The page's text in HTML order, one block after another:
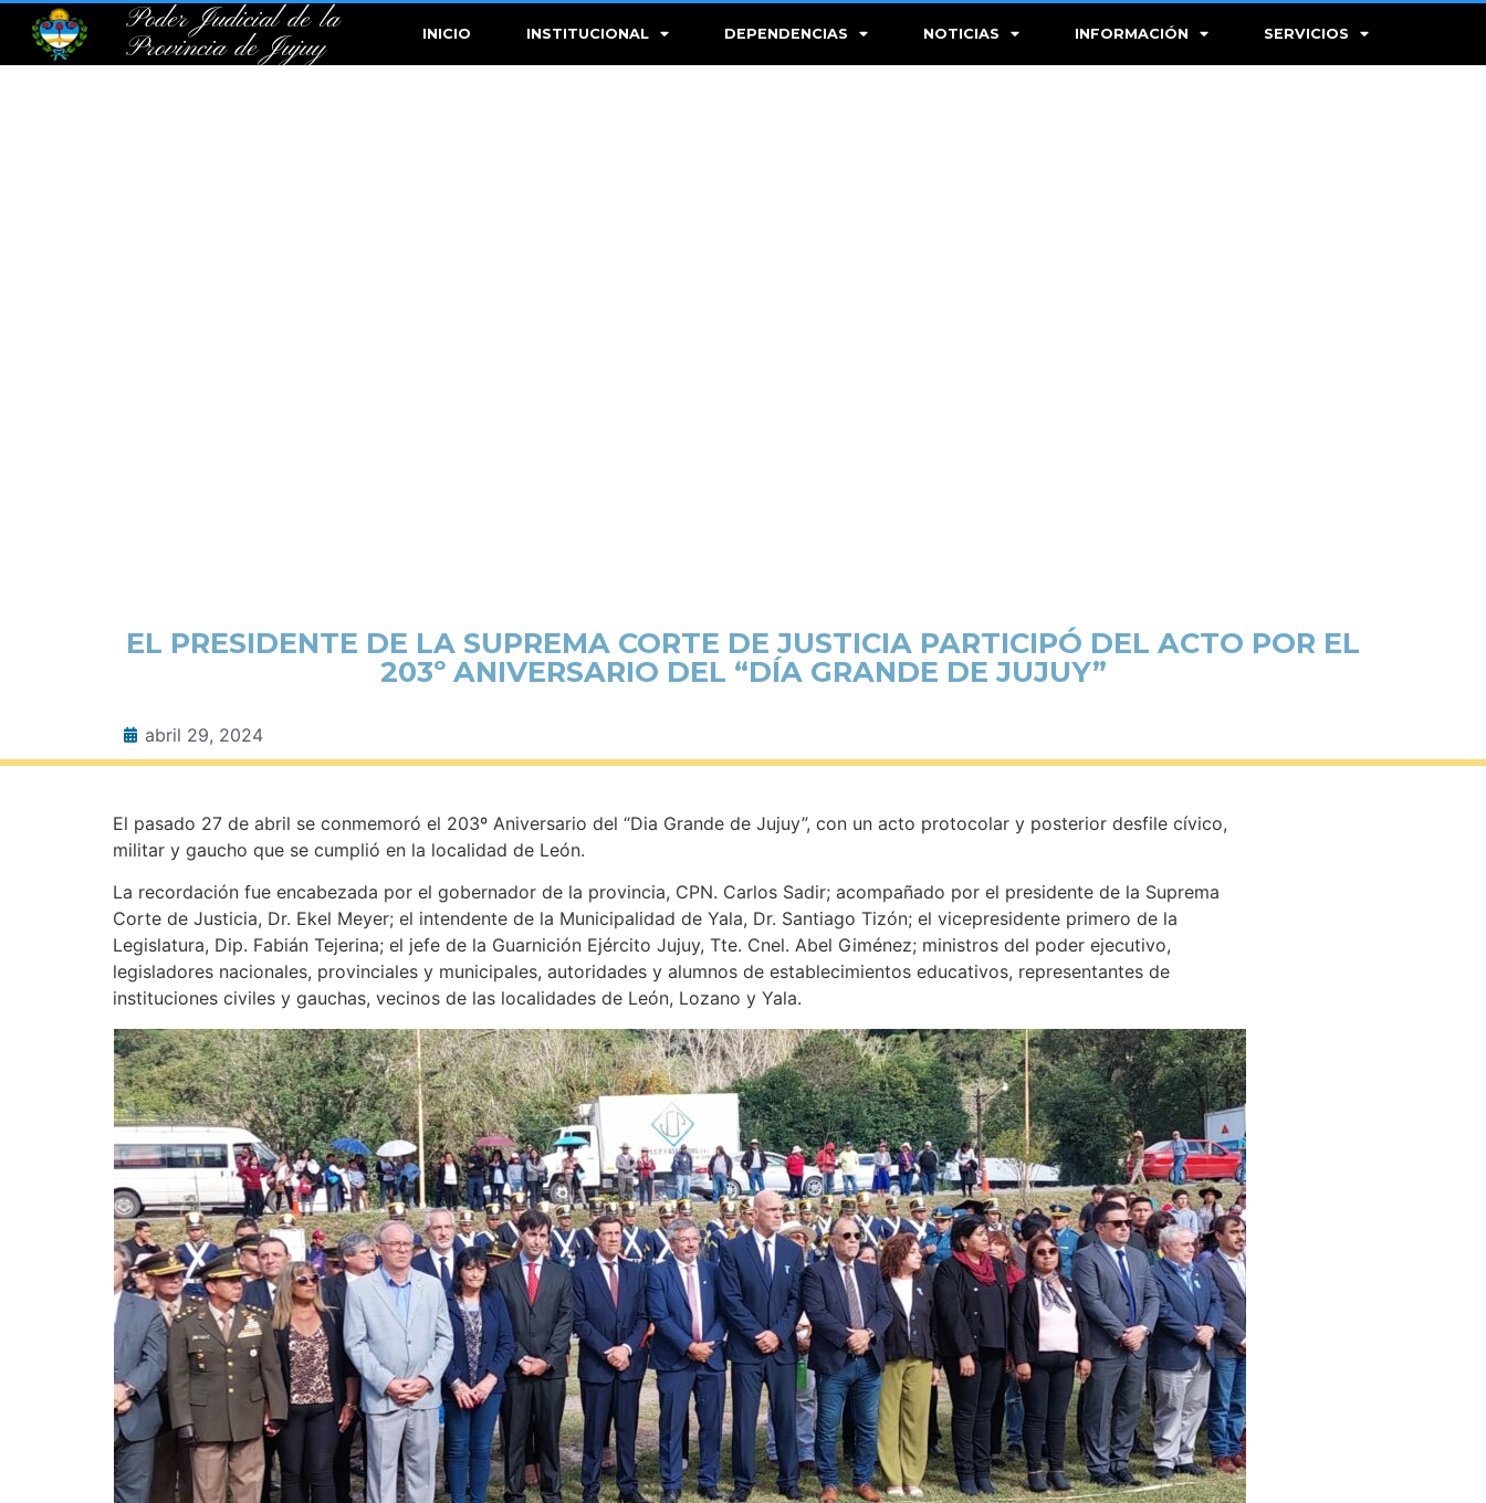
Poder Judicial de la
Provincia de Jujuy
INICIO INSTITUCIONAL DEPENDENCIAS NOTICIAS INFORMACIÓN SERVICIOS
EL PRESIDENTE DE LA SUPREMA CORTE DE JUSTICIA PARTICIPÓ DEL ACTO POR EL
203º ANIVERSARIO DEL “DÍA GRANDE DE JUJUY”
abril 29, 2024
El pasado 27 de abril se conmemoró el 203º Aniversario del “Dia Grande de Jujuy”, con un acto protocolar y posterior desfile cívico,
militar y gaucho que se cumplió en la localidad de León.
La recordación fue encabezada por el gobernador de la provincia, CPN. Carlos Sadir; acompañado por el presidente de la Suprema
Corte de Justicia, Dr. Ekel Meyer; el intendente de la Municipalidad de Yala, Dr. Santiago Tizón; el vicepresidente primero de la
Legislatura, Dip. Fabián Tejerina; el jefe de la Guarnición Ejército Jujuy, Tte. Cnel. Abel Giménez; ministros del poder ejecutivo,
legisladores nacionales, provinciales y municipales, autoridades y alumnos de establecimientos educativos, representantes de
instituciones civiles y gauchas, vecinos de las localidades de León, Lozano y Yala.